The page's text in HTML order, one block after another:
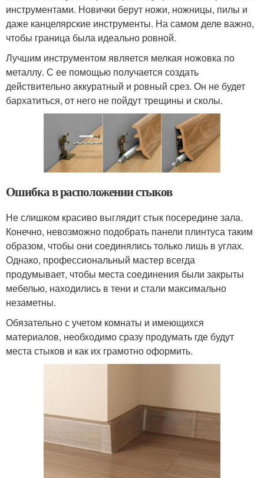
инструментами. Новички берут ножи, ножницы, пилы и
даже канцелярские инструменты. На самом деле важно,
чтобы граница была идеально ровной.
Лучшим инструментом является мелкая ножовка по
металлу. С ее помощью получается создать
действительно аккуратный и ровный срез. Он не будет
бархатиться, от него не пойдут трещины и сколы.
Ошибка в расположении стыков
Не слишком красиво выглядит стык посередине зала.
Конечно, невозможно подобрать панели плинтуса таким
образом, чтобы они соединялись только лишь в углах.
Однако, профессиональный мастер всегда
продумывает, чтобы места соединения были закрыты
мебелью, находились в тени и стали максимально
незаметны.
Обязательно с учетом комнаты и имеющихся
материалов, необходимо сразу продумать где будут
места стыков и как их грамотно оформить.